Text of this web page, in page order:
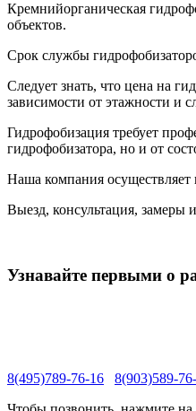
Кремнийорганическая
объектов.
Срок службы
Следует знать, что цена на
зависимости от этажности и
Гидрофобизация требует
гидрофобизатора, но и от
Наша компания
Выезд, консультация, замеры
Узнавайте первыми о
8(495)789-76-16
8(903)589-